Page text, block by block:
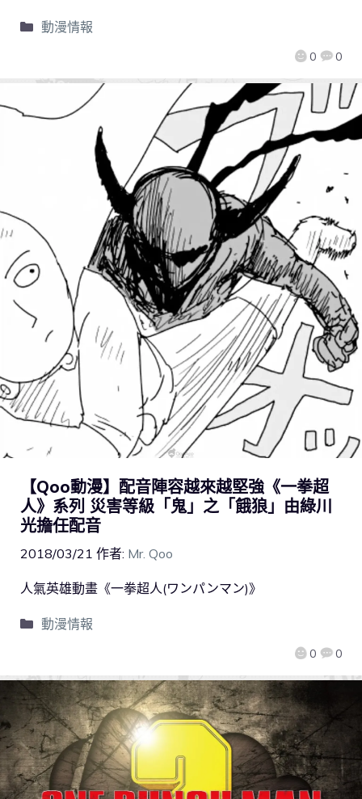
0 0
動漫情報
【Qoo動漫】配音陣容越來越堅強《一拳超
人》系列 災害等級「鬼」之「餓狼」由綠川
光擔任配音
2018/03/21 作者: Mr. Qoo
0 0
人氣英雄動畫《一拳超人(ワンパンマン)》
動漫情報